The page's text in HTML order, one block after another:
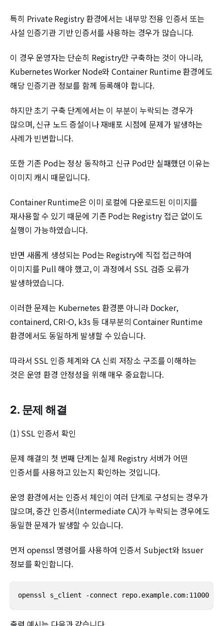
특히 Private Registry 환경에서는 내부망 전용 인증서 또는
사설 인증기관 기반 인증서를 사용하는 경우가 많습니다.
이 경우 운영자는 단순히 Registry만 구축하는 것이 아니라,
Kubernetes Worker Node와 Container Runtime 환경에도
해당 인증기관 정보를 함께 등록해야 합니다.
하지만 초기 구축 단계에서는 이 부분이 누락되는 경우가
많으며, 신규 노드 증설이나 재배포 시점에 문제가 발생하는
사례가 빈번합니다.
또한 기존 Pod는 정상 동작하고 신규 Pod만 실패했던 이유는
이미지 캐시 때문입니다.
Container Runtime은 이미 로컬에 다운로드된 이미지를
재사용할 수 있기 때문에 기존 Pod는 Registry 접근 없이도
실행이 가능하였습니다.
반면 새롭게 생성되는 Pod는 Registry에 직접 접근하여
이미지를 Pull 해야 했고, 이 과정에서 SSL 검증 오류가
발생하였습니다.
이러한 문제는 Kubernetes 환경뿐 아니라 Docker,
containerd, CRI-O, k3s 등 대부분의 Container Runtime
환경에서도 동일하게 발생할 수 있습니다.
따라서 SSL 인증 체계와 CA 신뢰 저장소 구조를 이해하는
것은 운영 환경 안정성을 위해 매우 중요합니다.
2. 문제 해결
(1) SSL 인증서 확인
문제 해결의 첫 번째 단계는 실제 Registry 서버가 어떤
인증서를 사용하고 있는지 확인하는 것입니다.
운영 환경에서는 인증서 체인이 여러 단계로 구성되는 경우가
많으며, 중간 인증서(Intermediate CA)가 누락되는 경우에도
동일한 문제가 발생할 수 있습니다.
먼저 openssl 명령어를 사용하여 인증서 Subject와 Issuer
정보를 확인합니다.
openssl s_client -connect